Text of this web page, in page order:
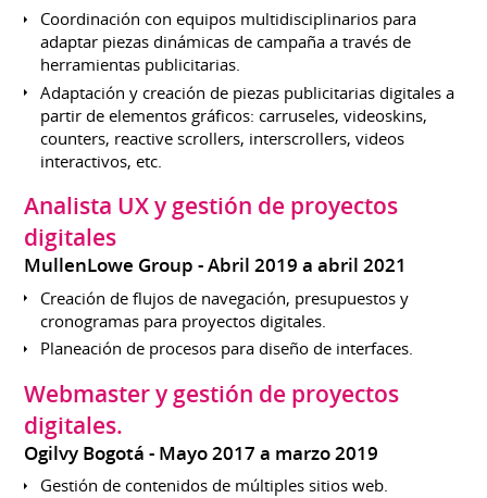
Coordinación con equipos multidisciplinarios para
adaptar piezas dinámicas de campaña a través de
herramientas publicitarias.
Adaptación y creación de piezas publicitarias digitales a
partir de elementos gráficos: carruseles, videoskins,
counters, reactive scrollers, interscrollers, videos
interactivos, etc.
Analista UX y gestión de proyectos
digitales
MullenLowe Group Abril 2019 a abril 2021
Creación de flujos de navegación, presupuestos y
cronogramas para proyectos digitales.
Planeación de procesos para diseño de interfaces.
Webmaster y gestión de proyectos
digitales.
Ogilvy Bogotá Mayo 2017 a marzo 2019
Gestión de contenidos de múltiples sitios web.